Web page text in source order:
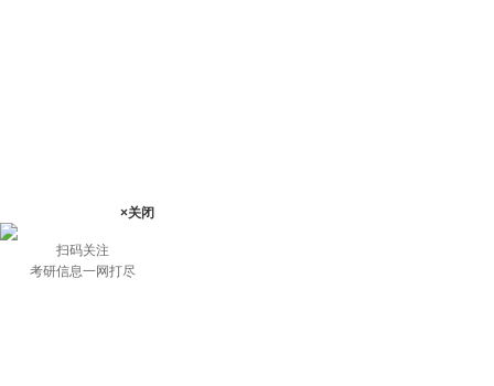
×关闭
扫码关注
考研信息一网打尽